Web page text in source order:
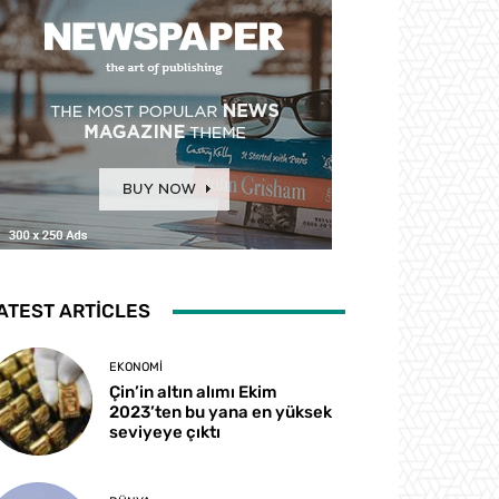
ARTICLES
EKONOMI
Çin’in altın alımı Ekim
2023’ten bu yana en yüksek
seviyeye çıktı